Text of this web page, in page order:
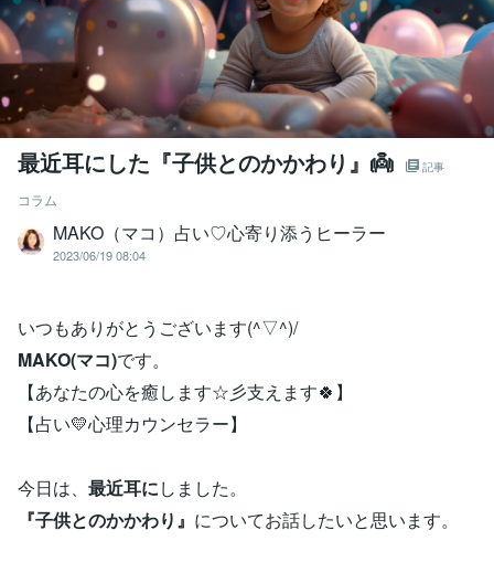
最近耳にした『子供とのかかわり』👼 記事
コラム
MAKO（マコ）占い♡心寄り添うヒーラー
2023/06/19 08:04
いつもありがとうございます(^▽^)/
MAKO(マコ)です。
【あなたの心を癒します☆彡支えます🍀】
【占い💛心理カウンセラー】
今日は、 最近耳にしました。
『子供とのかかわり』 についてお話したいと思います。